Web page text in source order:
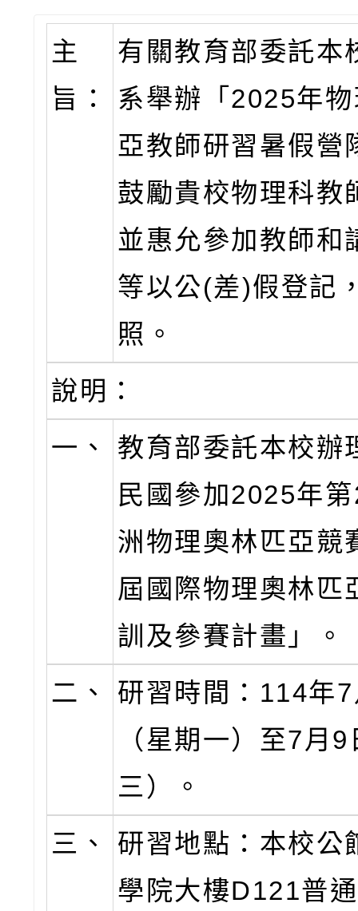
主
旨：
有關教育部委託本
系舉辦「2025年
亞教師研習暑假營
鼓勵貴校物理科教
並惠允參加教師和
等以公(差)假登記
照。
說明：
一、
教育部委託本校辦
民國參加2025年
洲物理奧林匹亞競
屆國際物理奧林匹
訓及參賽計畫」。
二、
研習時間：114年
（星期一）至7月
三）。
三、
研習地點：本校公
學院大樓D121普